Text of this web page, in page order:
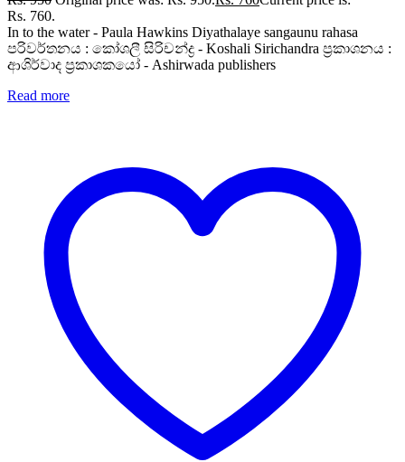
Rs. 760.
In to the water - Paula Hawkins Diyathalaye sangaunu rahasa
පරිවර්තනය : කෝශලී සිරිචන්ද්‍ර - Koshali Sirichandra ප්‍රකාශනය :
ආශිර්වාද ප්‍රකාශකයෝ - Ashirwada publishers
Read more